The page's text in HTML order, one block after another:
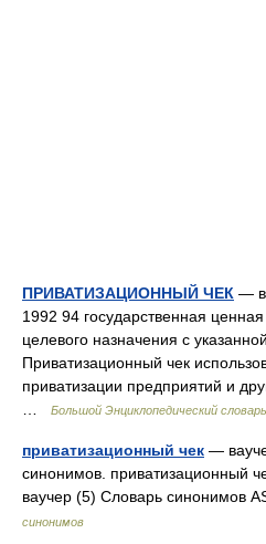
ПРИВАТИЗАЦИОННЫЙ ЧЕК — в
1992 94 государственная
целевого назначения с
Приватизационный чек
приватизации предприятий и
Большой Энциклопедический словарь
приватизационный чек —
синонимов. приватизационный
ваучер (5) Словарь синонимов
синонимов